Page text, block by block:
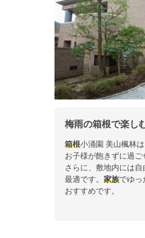
梅雨の箱根で楽し
箱根小涌園 美山楓林
お子様が飽きずに過
さらに、敷地内には
最適です。 家族でゆっ
おすすめです。